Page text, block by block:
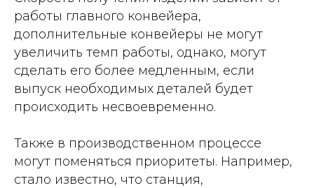
работы главного конвейера,
дополнительные конвейеры не могут
увеличить темп работы, однако, могут
сделать его более медленным, если
выпуск необходимых деталей будет
происходить несвоевременно.
Также в производственном процессе
могут поменяться приоритеты. Например,
стало известно, что станция,